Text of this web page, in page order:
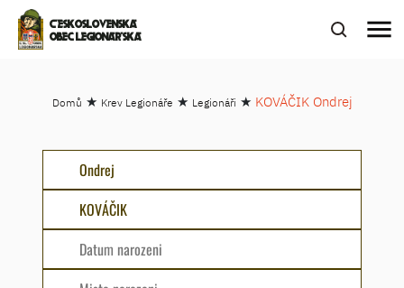
ČESKOSLOVENSKÁ
OBEC LEGIONÁŘSKÁ
menu
Domů ★ Krev Legionáře ★ Legionáři ★ KOVÁČIK Ondrej